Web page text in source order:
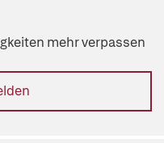
mehr verpassen